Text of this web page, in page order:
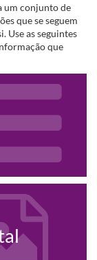
um conjunto de
que se seguem
Use as seguintes
que